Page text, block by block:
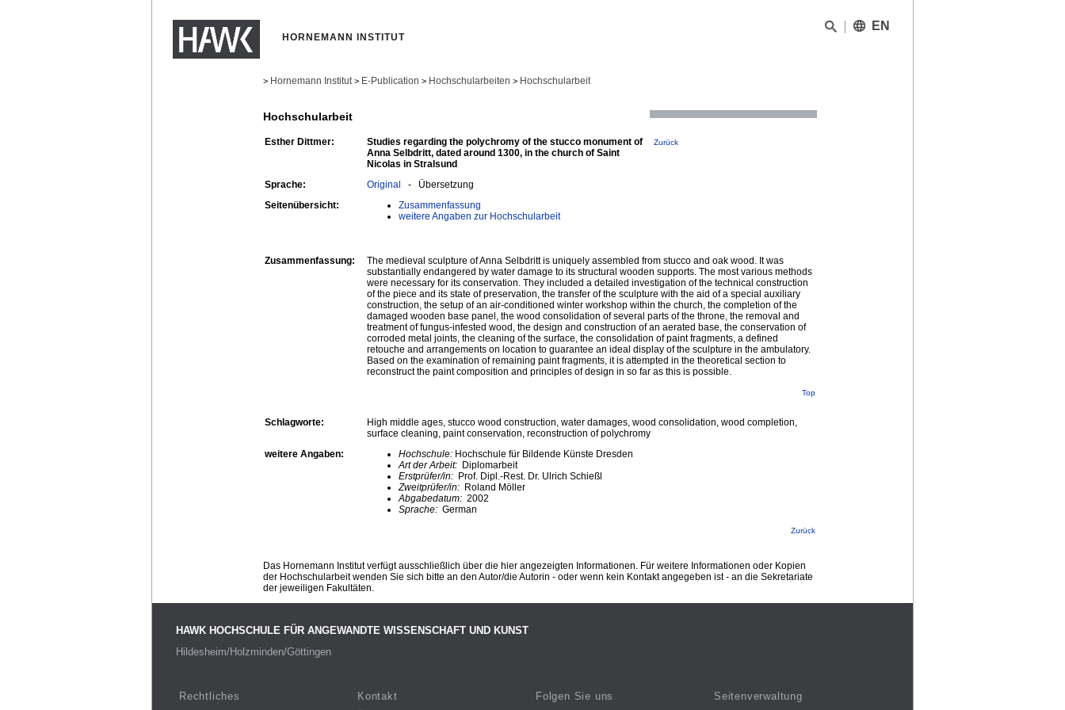
HORNEMANN INSTITUT
EN
> Hornemann Institut > E-Publication > Hochschularbeiten > Hochschularbeit
Hochschularbeit
Esther Dittmer:
Studies regarding the polychromy of the stucco monument of
Anna Selbdritt, dated around 1300, in the church of Saint
Nicolas in Stralsund
Zurück
Sprache: Original - Übersetzung
Seitenübersicht:
Zusammenfassung
weitere Angaben zur Hochschularbeit
Zusammenfassung:
The medieval sculpture of Anna Selbdritt is uniquely assembled from stucco and oak wood. It was
substantially endangered by water damage to its structural wooden supports. The most various methods
were necessary for its conservation. They included a detailed investigation of the technical construction
of the piece and its state of preservation, the transfer of the sculpture with the aid of a special auxiliary
construction, the setup of an air-conditioned winter workshop within the church, the completion of the
damaged wooden base panel, the wood consolidation of several parts of the throne, the removal and
treatment of fungus-infested wood, the design and construction of an aerated base, the conservation of
corroded metal joints, the cleaning of the surface, the consolidation of paint fragments, a defined
retouche and arrangements on location to guarantee an ideal display of the sculpture in the ambulatory.
Based on the examination of remaining paint fragments, it is attempted in the theoretical section to
reconstruct the paint composition and principles of design in so far as this is possible.
Top
Schlagworte:
High middle ages, stucco wood construction, water damages, wood consolidation, wood completion,
surface cleaning, paint conservation, reconstruction of polychromy
weitere Angaben:
Hochschule: Hochschule für Bildende Künste Dresden
Art der Arbeit: Diplomarbeit
Erstprüfer/in: Prof. Dipl.-Rest. Dr. Ulrich Schießl
Zweitprüfer/in: Roland Möller
Abgabedatum: 2002
Sprache: German
Zurück
Das Hornemann Institut verfügt ausschließlich über die hier angezeigten Informationen. Für weitere Informationen oder Kopien
der Hochschularbeit wenden Sie sich bitte an den Autor/die Autorin - oder wenn kein Kontakt angegeben ist - an die Sekretariate
der jeweiligen Fakultäten.
HAWK HOCHSCHULE FÜR ANGEWANDTE WISSENSCHAFT UND KUNST
Hildesheim/Holzminden/Göttingen
Rechtliches
Kontakt
Folgen Sie uns
Seitenverwaltung